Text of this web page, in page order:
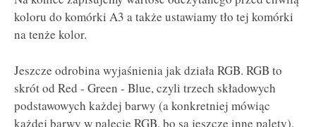
koloru do komórki A3 a także ustawiamy tło tej komórki
na tenże kolor.
Jeszcze odrobina wyjaśnienia jak działa RGB. RGB to
skrót od Red - Green - Blue, czyli trzech składowych
podstawowych każdej barwy (a konkretniej mówiąc
każdej barwy w palecie RGB, bo są jeszcze inne palety).